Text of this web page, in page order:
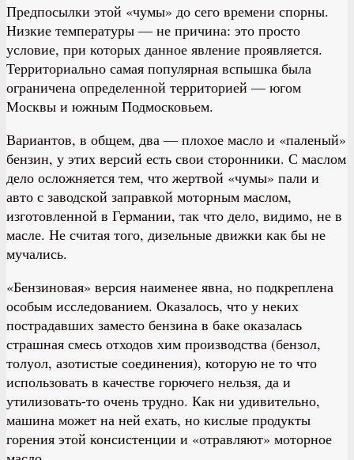
Предпосылки этой «чумы» до сего времени спорны.
Низкие температуры — не причина: это просто
условие, при которых данное явление проявляется.
Территориально самая популярная вспышка была
ограничена определенной территорией — югом
Москвы и южным Подмосковьем.
Вариантов, в общем, два — плохое масло и «паленый»
бензин, у этих версий есть свои сторонники. С маслом
дело осложняется тем, что жертвой «чумы» пали и
авто с заводской заправкой моторным маслом,
изготовленной в Германии, так что дело, видимо, не в
масле. Не считая того, дизельные движки как бы не
мучались.
«Бензиновая» версия наименее явна, но подкреплена
особым исследованием. Оказалось, что у неких
пострадавших заместо бензина в баке оказалась
страшная смесь отходов хим производства (бензол,
толуол, азотистые соединения), которую не то что
использовать в качестве горючего нельзя, да и
утилизовать-то очень трудно. Как ни удивительно,
машина может на ней ехать, но кислые продукты
горения этой консистенции и «отравляют» моторное